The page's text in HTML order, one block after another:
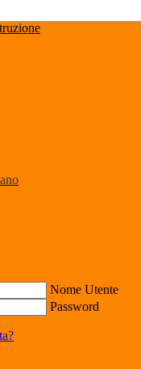
Nome Utente
Password